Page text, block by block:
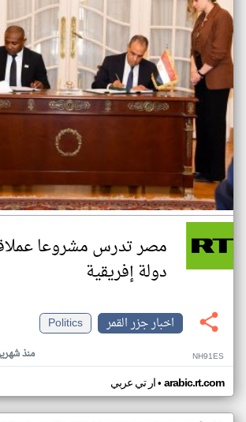
مصر تدرس مشروعا
دولة إفريقية
اخبار جزر القمر
Politics
منذ NH91ES
ار تي عربي• arabic.rt.com